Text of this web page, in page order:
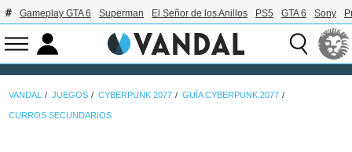
Gameplay GTA 6 Superman El Señor de los Anillos PS5 GTA 6 Sony
VANDAL JUEGOS CYBERPUNK 2077 GUÍA CYBERPUNK 2077
CURROS SECUNDARIOS